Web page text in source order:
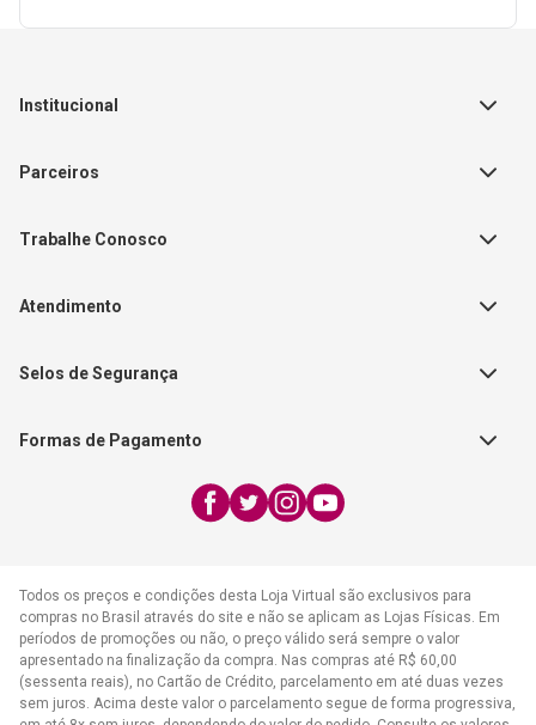
Institucional
Política de Vendas
Catálogos de Produtos
Parceiros
Editorial Patmos
FAECAD
Trabalhe Conosco
Nossas Lojas
Atendimento
17:30h
WhatsApp:
atendimento@cpad.com.br
Selos de Segurança
Formas de Pagamento
Todos os preços e condições desta Loja Virtual são exclusivos para
compras no Brasil através do site e não se aplicam as Lojas Físicas. Em
períodos de promoções ou não, o preço válido será sempre o valor
apresentado na finalização da compra. Nas compras até R$ 60,00
(sessenta reais), no Cartão de Crédito, parcelamento em até duas vezes
sem juros. Acima deste valor o parcelamento segue de forma progressiva,